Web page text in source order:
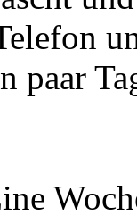
paar